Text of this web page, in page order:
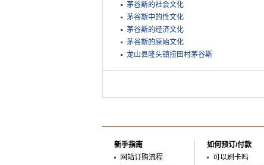
茅谷斯的社会文化
茅谷斯中的性文化
茅谷斯的经济文化
茅谷斯的原始文化
龙山县隆头镇捞田村茅谷斯
新手指南
网站订购流程
如何预订/付款
可以刷卡吗